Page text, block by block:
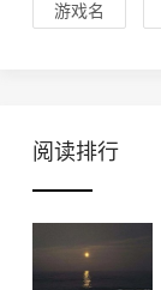
游戏名
阅读排行